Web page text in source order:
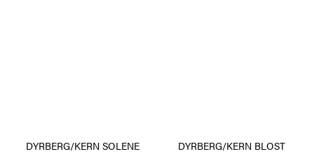
DYRBERG/KERN SOLENE
DYRBERG/KERN BLOST